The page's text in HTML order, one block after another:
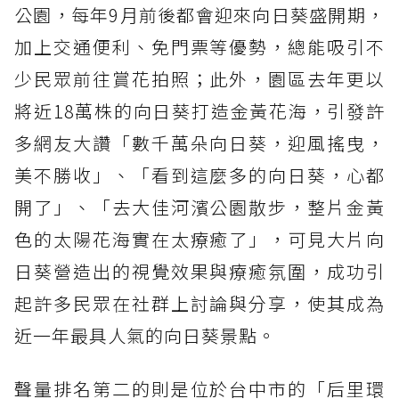
公園，每年9月前後都會迎來向日葵盛開期，
加上交通便利、免門票等優勢，總能吸引不
少民眾前往賞花拍照；此外，園區去年更以
將近18萬株的向日葵打造金黃花海，引發許
多網友大讚「數千萬朵向日葵，迎風搖曳，
美不勝收」、「看到這麼多的向日葵，心都
開了」、「去大佳河濱公園散步，整片金黃
色的太陽花海實在太療癒了」，可見大片向
日葵營造出的視覺效果與療癒氛圍，成功引
起許多民眾在社群上討論與分享，使其成為
近一年最具人氣的向日葵景點。
聲量排名第二的則是位於台中市的「后里環